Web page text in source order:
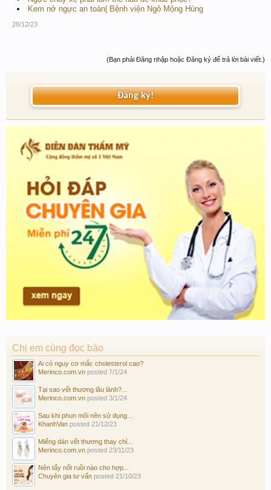
Kem nở ngực an toàn| Bệnh viện Ngô Mộng Hùng
28/12/23
(Bạn phải Đăng nhập hoặc Đăng ký để trả lời bài viết.)
Đăng ký!
Chị em cùng đọc báo
Ai có nguy cơ mắc cholesterol cao?
Merinco.com.vn posted 7/1/24
Tại sao vết thương lâu lành?...
Merinco.com.vn posted 3/1/24
Sau khi phun môi nên sử dụng...
KhanhVan posted 21/12/23
Miếng dán vết thương thay chỉ...
Merinco.com.vn posted 23/11/23
Nên tẩy nốt ruồi nào cho hợp...
Chuyên gia tư vấn posted 21/10/23